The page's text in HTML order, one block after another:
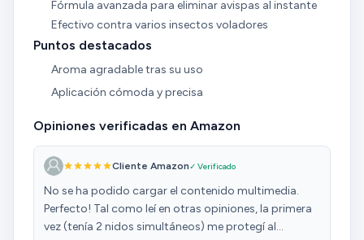
Fórmula avanzada para eliminar avispas al instante
Efectivo contra varios insectos voladores
Puntos destacados
Aroma agradable tras su uso
Aplicación cómoda y precisa
Opiniones verificadas en Amazon
Cliente Amazon✓ Verificado
No se ha podido cargar el contenido multimedia.
Perfecto! Tal como leí en otras opiniones, la primera
vez (tenía 2 nidos simultáneos) me protegí al